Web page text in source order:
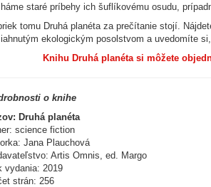
staré príbehy ich šuflíkovému osudu,
tomu Druhá planéta za prečítanie stojí.
ekologickým posolstvom a uvedomíte
Knihu Druhá planéta si môžete
o knihe
Druhá planéta
science fiction
Jana Plauchová
Artis Omnis, ed. Margo
vydania: 2019
strán: 256